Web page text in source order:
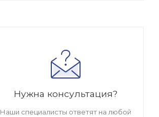
Нужна консультация?
Наши специалисты ответят на любой